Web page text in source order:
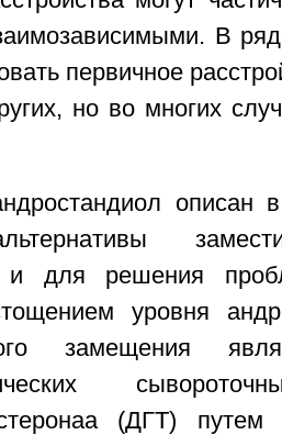
В
первичное
но во многих
и для решения
уровня
замещения
(ДГТ)